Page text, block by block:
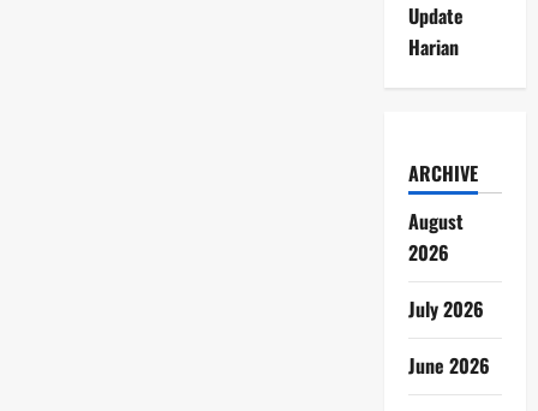
Update
Harian
ARCHIVE
August
2026
July 2026
June 2026